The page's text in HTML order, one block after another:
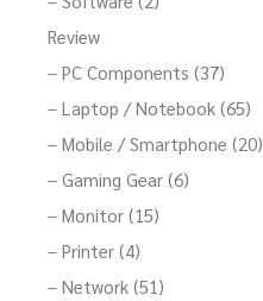
Review
– PC Components (37)
– Laptop / Notebook (65)
– Mobile / Smartphone (20)
– Gaming Gear (6)
– Monitor (15)
– Printer (4)
– Network (51)